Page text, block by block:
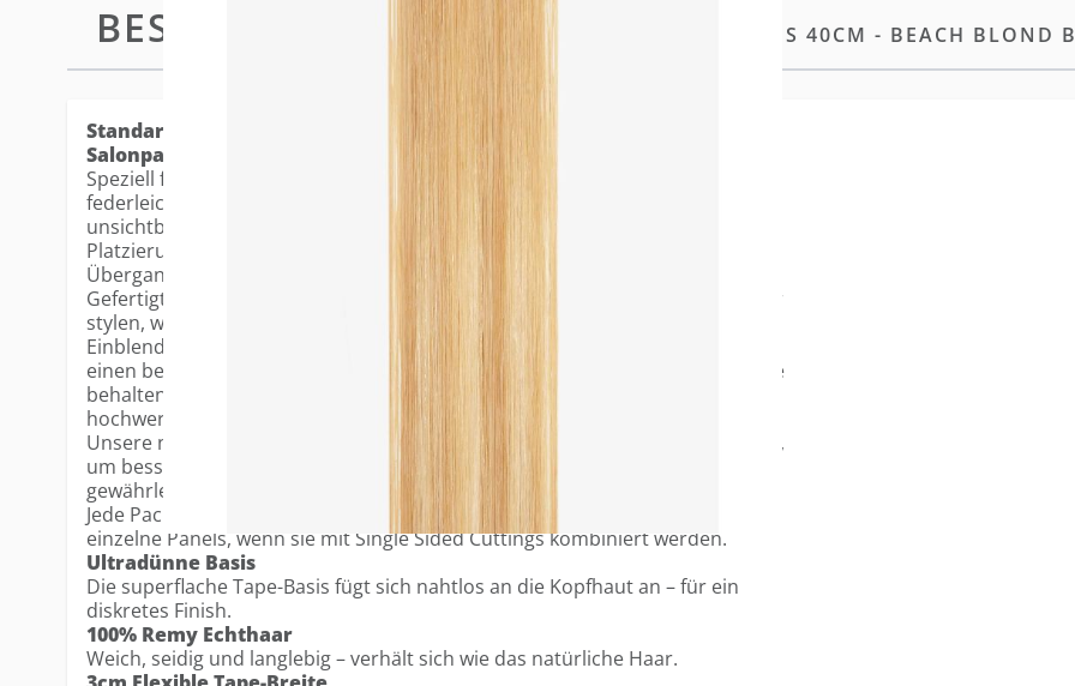
BESCHREIBUNG STANDARD TAPE-IN EXTENSIONS 40CM - BEACH BLOND
Standard Tape-in Extensions - die beliebteste Methode unserer
Salonpartner.
Speziell für feines Haar und eine nahtlose Anwendung entwickelt, liegt die
federleichte, ultradünne Basis flach auf der Kopfhaut und sorgt so für ein
unsichtbares Finish. Die 3cm breite Klebefläche ermöglicht eine flexible
Platzierung und gewährleistet natürliche Bewegung sowie einen makellosen
Übergang.
Gefertigt aus 100% Remy Echthaar, lassen sich die Tapes wie das eigene Haar
stylen, waschen und pflegen. Die vorgeschichteten Strähnen erleichtern das
Einblenden und Stylen und verfügen über eine leichte natürliche Welle für
einen besonders realistischen Look. Dank fortschrittlicher Aufhelltechnologie
behalten die Farben ihren Glanz und ihre Leuchtkraft für ein dauerhaft
hochwertiges Erscheinungsbild.
Unsere neuen, verbesserten Tapes wurden in ihrer Struktur weiter optimiert,
um bessere Haltbarkeit und zuverlässige Wiederverwendung zu
gewährleisten – bei gleichbleibend ultradünnem Design.
Jede Packung enthält 12 Tapes, ausreichend für 6 Sandwiches oder 12
einzelne Panels, wenn sie mit Single Sided Cuttings kombiniert werden.
Ultradünne Basis
Die superflache Tape-Basis fügt sich nahtlos an die Kopfhaut an – für ein
diskretes Finish.
100% Remy Echthaar
Weich, seidig und langlebig – verhält sich wie das natürliche Haar.